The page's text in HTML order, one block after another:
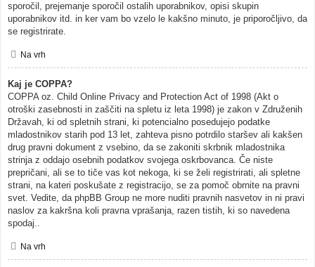
sporočil, prejemanje sporočil ostalih uporabnikov, opisi skupin
uporabnikov itd. in ker vam bo vzelo le kakšno minuto, je priporočljivo, da
se registrirate.
Na vrh
Kaj je COPPA?
COPPA oz. Child Online Privacy and Protection Act of 1998 (Akt o
otroški zasebnosti in zaščiti na spletu iz leta 1998) je zakon v Združenih
Državah, ki od spletnih strani, ki potencialno posedujejo podatke
mladostnikov starih pod 13 let, zahteva pisno potrdilo staršev ali kakšen
drug pravni dokument z vsebino, da se zakoniti skrbnik mladostnika
strinja z oddajo osebnih podatkov svojega oskrbovanca. Če niste
prepričani, ali se to tiče vas kot nekoga, ki se želi registrirati, ali spletne
strani, na kateri poskušate z registracijo, se za pomoč obrnite na pravni
svet. Vedite, da phpBB Group ne more nuditi pravnih nasvetov in ni pravi
naslov za kakršna koli pravna vprašanja, razen tistih, ki so navedena
spodaj..
Na vrh